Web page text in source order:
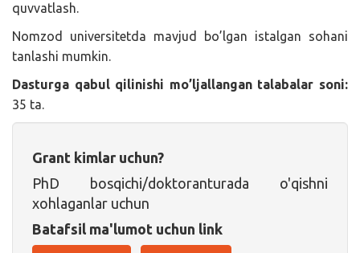
quvvatlash.
Nomzod universitetda mavjud bo’lgan istalgan sohani
tanlashi mumkin.
Dasturga qabul qilinishi mo’ljallangan talabalar soni:
35 ta.
Grant kimlar uchun?
PhD bosqichi/doktoranturada o'qishni
xohlaganlar uchun
Batafsil ma'lumot uchun link